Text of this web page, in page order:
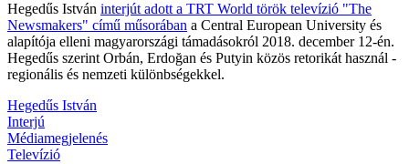
Hegedűs István interjút adott a TRT World török televízió "The
Newsmakers" című műsorában a Central European University és
alapítója elleni magyarországi támadásokról 2018. december 12-én.
Hegedűs szerint Orbán, Erdoğan és Putyin közös retorikát használ -
regionális és nemzeti különbségekkel.
Hegedűs István
Interjú
Médiamegjelenés
Televízió